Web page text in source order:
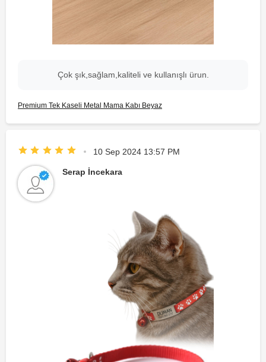
Çok şık,sağlam,kaliteli ve kullanışlı ürun.
Premium Tek Kaseli Metal Mama Kabı Beyaz
10 Sep 2024 13:57 PM
Serap İncekara